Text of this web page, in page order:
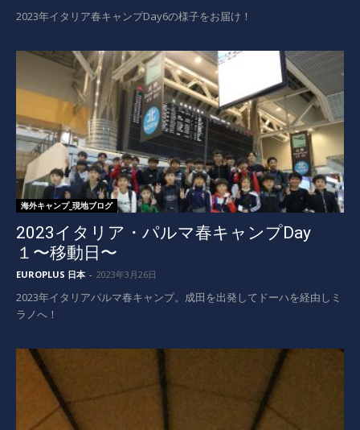
2023年イタリア春キャンプDay6の様子をお届け！
海外キャンプ_現地ブログ
2023イタリア・パルマ春キャンプDay
１〜移動日〜
EUROPLUS 日本 - 2023年3月26日
2023年イタリアパルマ春キャンプ。成田を出発してドーハを経由しミ
ラノへ！